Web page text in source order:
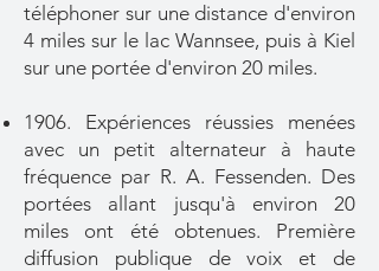
téléphoner sur une distance d'environ
4 miles sur le lac Wannsee, puis à Kiel
sur une portée d'environ 20 miles.
1906. Expériences réussies menées
avec un petit alternateur à haute
fréquence par R. A. Fessenden. Des
portées allant jusqu'à environ 20
miles ont été obtenues. Première
diffusion publique de voix et de